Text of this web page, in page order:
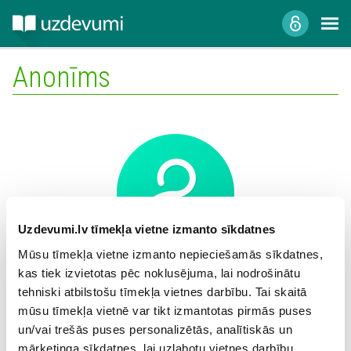
Uzdevumi.lv tīmekļa vietne izmanto sīkdatnes
Mūsu tīmekļa vietne izmanto nepieciešamās sīkdatnes,
kas tiek izvietotas pēc noklusējuma, lai nodrošinātu
tehniski atbilstošu tīmekļa vietnes darbību. Tai skaitā
mūsu tīmekļa vietnē var tikt izmantotas pirmās puses
un/vai trešās puses personalizētās, analītiskās un
mārketinga sīkdatnes, lai uzlabotu vietnes darbību,
Anonīms
Mācību iestāde: